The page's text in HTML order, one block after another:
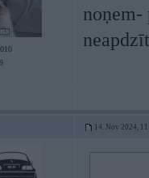
14. Nov 2024,